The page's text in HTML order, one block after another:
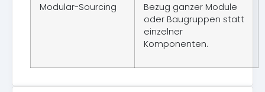
Modular-Sourcing
Bezug ganzer Module
oder Baugruppen statt
einzelner
Komponenten.